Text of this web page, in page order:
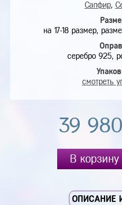
Сапфир,
на 17-18 размер,
серебро 925,
смотреть
39
В корзину
ОПИСАНИЕ